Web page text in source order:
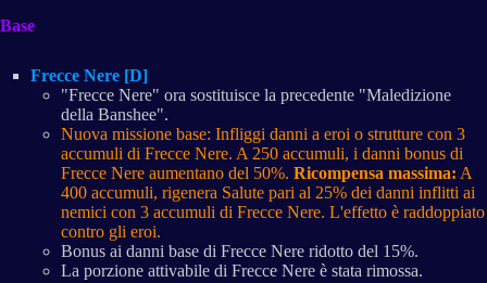
Base
Frecce Nere [D]
"Frecce Nere" ora sostituisce la precedente "Maledizione
della Banshee".
Nuova missione base: Infliggi danni a eroi o strutture con 3
accumuli di Frecce Nere. A 250 accumuli, i danni bonus di
Frecce Nere aumentano del 50%. Ricompensa massima: A
400 accumuli, rigenera Salute pari al 25% dei danni inflitti ai
nemici con 3 accumuli di Frecce Nere. L'effetto è raddoppiato
contro gli eroi.
Bonus ai danni base di Frecce Nere ridotto del 15%.
La porzione attivabile di Frecce Nere è stata rimossa.